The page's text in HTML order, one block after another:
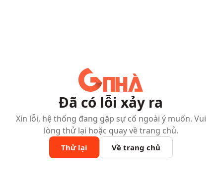
Đã có lỗi xảy ra
Xin lỗi, hệ thống đang gặp sự cố ngoài ý muốn. Vui
lòng thử lại hoặc quay về trang chủ.
Thử lại Về trang chủ